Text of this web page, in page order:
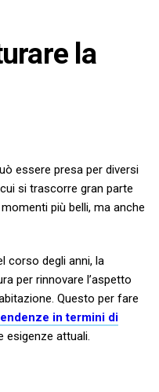
la
essere presa per diversi
si trascorre gran parte
più belli, ma anche
corso degli anni, la
per rinnovare l’aspetto
Questo per fare
in termini di
esigenze attuali.